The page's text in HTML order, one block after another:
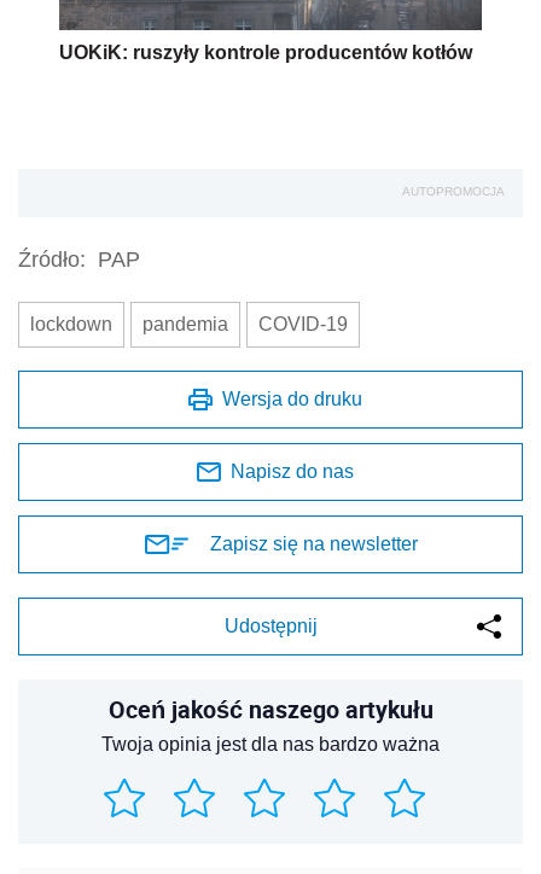
UOKiK: ruszyły kontrole producentów kotłów
AUTOPROMOCJA
Źródło: PAP
lockdown pandemia COVID-19
Wersja do druku
Napisz do nas
Zapisz się na newsletter
Udostępnij
Oceń jakość naszego artykułu
Twoja opinia jest dla nas bardzo ważna